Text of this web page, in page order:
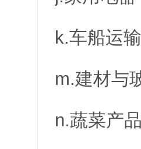
k.车船运
m.建材与
n.蔬菜产